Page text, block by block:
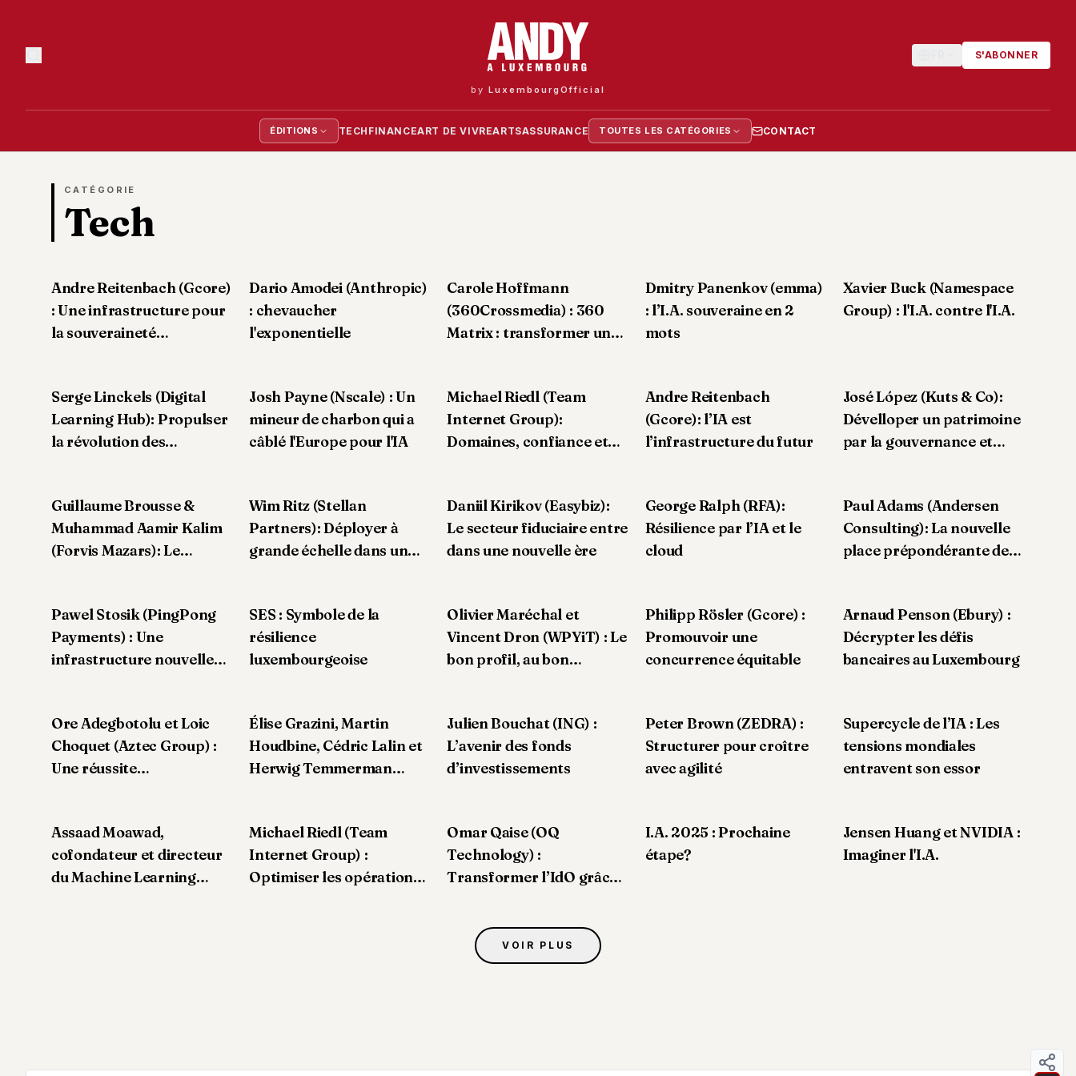
byLuxembourgOfficial
S'ABONNER
ÉDITIONS TECH FINANCEART DE VIVREARTSASSURANCE TOUTES LES CATÉGORIES CONTACT
CATÉGORIE
Tech
Andre Reitenbach (Gcore)
: Une infrastructure pour
la souveraineté
Dario Amodei (Anthropic)
: chevaucher
l'exponentielle
Carole Hoffmann
(360Crossmedia) : 360
Matrix : transformer une
Dmitry Panenkov (emma)
: l’I.A. souveraine en 2
mots
Xavier Buck (Namespace
Group) : l'I.A. contre l'I.A.
Serge Linckels (Digital
Learning Hub): Propulser
la révolution des
Josh Payne (Nscale) : Un
mineur de charbon qui a
câblé l'Europe pour l'IA
Michael Riedl (Team
Internet Group):
Domaines, confiance et
Andre Reitenbach
(Gcore): l’IA est
l’infrastructure du futur
José López (Kuts & Co):
Dévelloper un patrimoine
par la gouvernance et
Guillaume Brousse &
Muhammad Aamir Kalim
(Forvis Mazars): Le
Wim Ritz (Stellan
Partners): Déployer à
grande échelle dans un
Daniil Kirikov (Easybiz):
Le secteur fiduciaire entre
dans une nouvelle ère
George Ralph (RFA):
Résilience par l’IA et le
cloud
Paul Adams (Andersen
Consulting): La nouvelle
place prépondérante des
Pawel Stosik (PingPong
Payments) : Une
infrastructure nouvelle
alternatifs
SES : Symbole de la
résilience
luxembourgeoise
Olivier Maréchal et
Vincent Dron (WPYiT) : Le
bon profil, au bon
Philipp Rösler (Gcore) :
Promouvoir une
concurrence équitable
Arnaud Penson (Ebury) :
Décrypter les défis
bancaires au Luxembourg
Ore Adegbotolu et Loic
Choquet (Aztec Group) :
Une réussite
Élise Grazini, Martin
Houdbine, Cédric Lalin et
Herwig Temmerman
révolution financière en
marche
Julien Bouchat (ING) :
L’avenir des fonds
d’investissements
Peter Brown (ZEDRA) :
Structurer pour croître
avec agilité
Supercycle de l’IA : Les
tensions mondiales
entravent son essor
Assaad Moawad,
cofondateur et directeur
du Machine Learning
Michael Riedl (Team
Internet Group) :
Optimiser les opérations
Omar Qaise (OQ
Technology) :
Transformer l’IdO grâce à
I.A. 2025 : Prochaine
étape?
Jensen Huang et NVIDIA :
Imaginer l'I.A.
VOIR PLUS